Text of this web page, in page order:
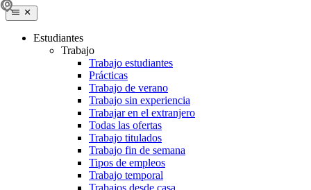
Estudiantes
Trabajo
Trabajo estudiantes
Prácticas
Trabajo de verano
Trabajo sin experiencia
Trabajar en el extranjero
Todas las ofertas
Trabajo titulados
Trabajo fin de semana
Tipos de empleos
Trabajo temporal
Trabajos desde casa